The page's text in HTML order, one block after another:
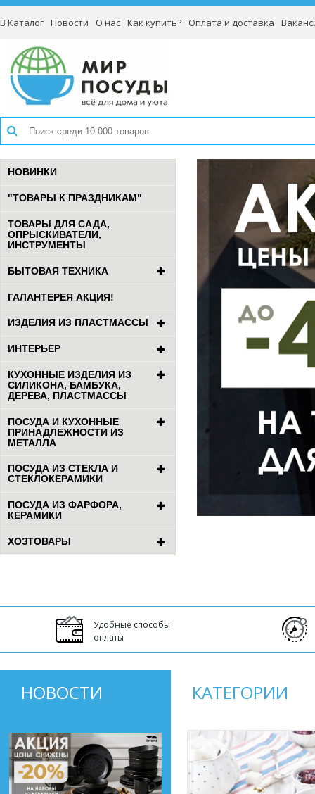
В Каталог Новости О нас Как купить? Оплата и доставка
НОВИНКИ
"ТОВАРЫ К ПРАЗДНИКАМ"
ТОВАРЫ ДЛЯ САДА,
ОПРЫСКИВАТЕЛИ,
ИНСТРУМЕНТЫ
БЫТОВАЯ ТЕХНИКА
ГАЛАНТЕРЕЯ АКЦИЯ!
ИЗДЕЛИЯ ИЗ ПЛАСТМАССЫ
ИНТЕРЬЕР
КУХОННЫЕ ИЗДЕЛИЯ ИЗ
СИЛИКОНА, БАМБУКА,
ДЕРЕВА, ПЛАСТМАССЫ
ПОСУДА И КУХОННЫЕ
ПРИНАДЛЕЖНОСТИ ИЗ
МЕТАЛЛА
ПОСУДА ИЗ СТЕКЛА И
СТЕКЛОКЕРАМИКИ
ПОСУДА ИЗ ФАРФОРА,
КЕРАМИКИ
ХОЗТОВАРЫ
Удобные способы
оплаты
НОВОСТИ КАТЕГОРИИ